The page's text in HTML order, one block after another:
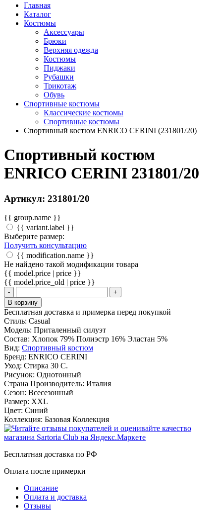
Главная
Каталог
Костюмы
Аксессуары
Брюки
Верхняя одежда
Костюмы
Пиджаки
Рубашки
Трикотаж
Обувь
Спортивные костюмы
Классические костюмы
Спортивные костюмы
Спортивный костюм ENRICO CERINI (231801/20)
Спортивный костюм
ENRICO CERINI 231801/20
Артикул: 231801/20
{{ group.name }}
{{ variant.label }}
Выберите размер:
Получить консультацию
{{ modification.name }}
Не найдено такой модификации товара
{{ model.price | price }}
{{ model.price_old | price }}
-
+
В корзину
Бесплатная доставка и примерка перед покупкой
Стиль: Casual
Модель: Приталенный силуэт
Состав: Хлопок 79% Полиэстр 16% Эластан 5%
Вид: Спортивный костюм
Бренд: ENRICO CERINI
Уход: Стирка 30 С.
Рисунок: Однотонный
Страна Производитель: Италия
Сезон: Всесезонный
Размер: XXL
Цвет: Синий
Коллекция: Базовая Коллекция
Бесплатная доставка по РФ
Оплата после примерки
Описание
Оплата и доставка
Отзывы